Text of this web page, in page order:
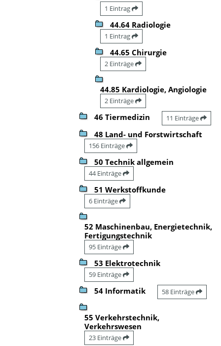
1 Eintrag
44.64 Radiologie
1 Eintrag
44.65 Chirurgie
2 Einträge
44.85 Kardiologie, Angiologie
2 Einträge
46 Tiermedizin 11 Einträge
48 Land- und Forstwirtschaft
156 Einträge
50 Technik allgemein
44 Einträge
51 Werkstoffkunde
6 Einträge
52 Maschinenbau, Energietechnik,
Fertigungstechnik
95 Einträge
53 Elektrotechnik
59 Einträge
54 Informatik 58 Einträge
55 Verkehrstechnik,
Verkehrswesen
23 Einträge